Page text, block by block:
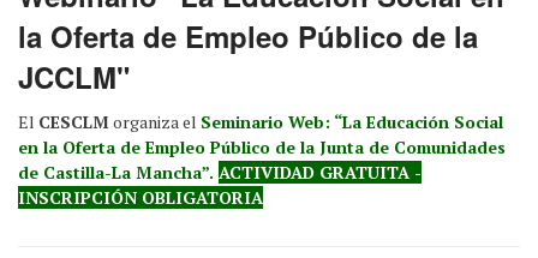
la Oferta de Empleo Público de la
JCCLM"
El CESCLMorganiza el Seminario Web: “La Educación Social
en la Oferta de Empleo Público de la Junta de Comunidades
de Castilla-La Mancha”. ACTIVIDAD GRATUITA -
INSCRIPCIÓN OBLIGATORIA